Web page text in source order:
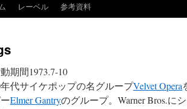
レーベル 参考資料
期間1973.7-10
代サイケポップの名グループVelvet Opera
Elmer Gantryのグループ。Warner Bros.に